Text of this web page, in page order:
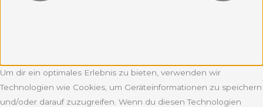
Um dir ein optimales Erlebnis zu bieten, verwenden wir
Technologien wie Cookies, um Geräteinformationen zu speichern
und/oder darauf zuzugreifen. Wenn du diesen Technologien